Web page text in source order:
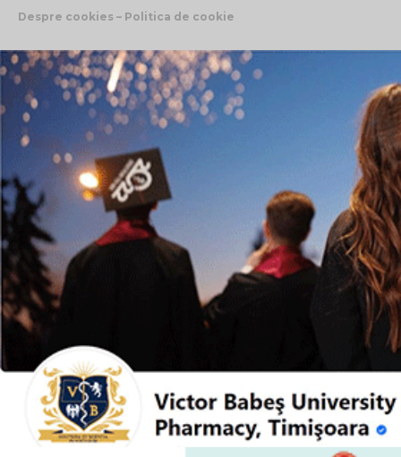
Despre cookies – Politica de cookie